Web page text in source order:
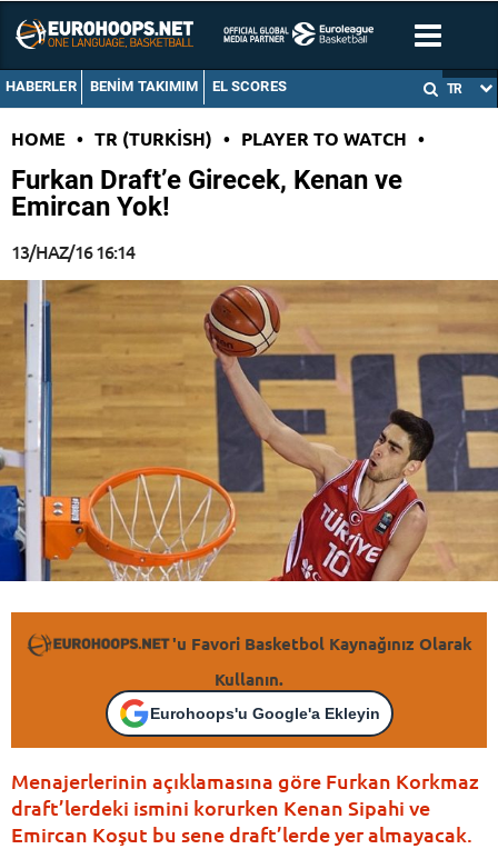
HABERLER BENIM TAKIMIM EL SCORES TR
HOME • TR (TURKISH) • PLAYER TO WATCH •
Furkan Draft’e Girecek, Kenan ve
Emircan Yok!
13/HAZ/16 16:14
'u Favori Basketbol Kaynağınız Olarak
Kullanın.
Eurohoops'u Google'a Ekleyin
Menajerlerinin açıklamasına göre Furkan Korkmaz
draft’lerdeki ismini korurken Kenan Sipahi ve
Emircan Koşut bu sene draft’lerde yer almayacak.